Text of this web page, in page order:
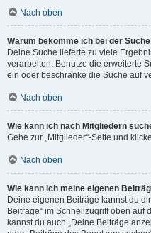
Nach oben
Warum bekomme ich bei der
Deine Suche lieferte zu viele
verarbeiten. Benutze die erweiterte
ein oder beschränke die Suche auf
Nach oben
Wie kann ich nach Mitgliedern
Gehe zur „Mitglieder“-Seite und
Nach oben
Wie kann ich meine eigenen
Deine eigenen Beiträge kannst du
Beiträge“ im Schnellzugriff oben auf
kannst du auch „Deine Beiträge